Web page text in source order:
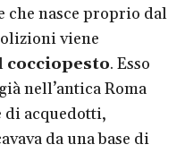
che nasce proprio dal
viene
cocciopesto. Esso
nell’antica Roma
di acquedotti,
da una base di